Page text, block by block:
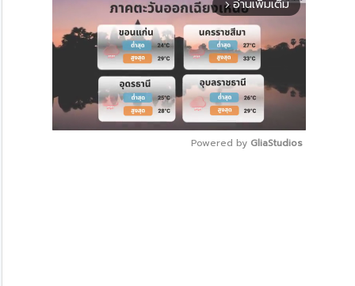
arrow_forward_ios อ่านเพิ่มเติม
Powered by GliaStudios